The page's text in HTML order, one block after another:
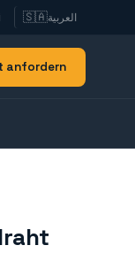
🇸🇦العربية
anfordern